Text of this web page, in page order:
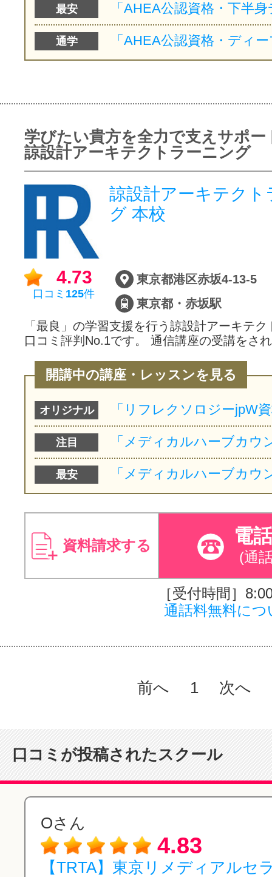
最安
通学
学びたい貴方を全力で支えサポー
諒設計アーキテクトラーニング
諒設計アーキテクト
グ 本校
4.73
口コミ 125件
東京都港区赤坂4-13-5
東京都・赤坂駅
「最良」の学習支援を行う諒設計アーキテ
口コミ評判No.1です。 通信講座の受講をさ
開講中の講座・レッスンを見る
オリジナル
注目
最安
資料請求する 電
(通
［受付時間］
通話料無料につ
前へ 1 次へ
口コミが投稿されたスクール
Oさん
4.83
【TRTA】東京リメディアルセ